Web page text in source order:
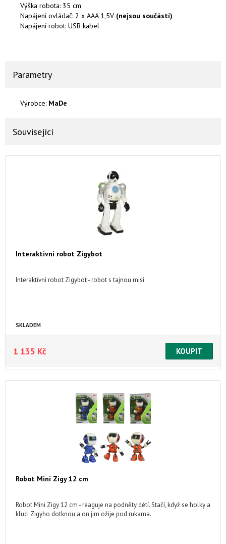
Výška robota: 35 cm
Napájení ovládač: 2 x AAA 1,5V (nejsou součástí)
Napájení robot: USB kabel
Parametry
Výrobce: MaDe
Související
Interaktivní robot Zigybot
Interaktivní robot Zigybot - robot s tajnou misí
SKLADEM
1 135 Kč
Robot Mini Zigy 12 cm
Robot Mini Zigy 12 cm - reaguje na podněty dětí. Stačí, když se holky a
kluci Zigyho dotknou a on jim ožije pod rukama.